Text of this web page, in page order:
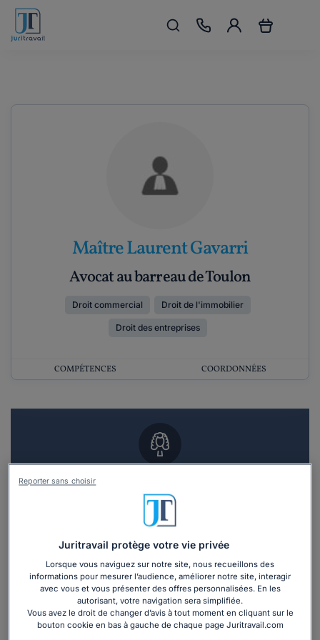
Maître Laurent Gavarri
Avocat au barreau de Toulon
Droit commercial Droit de l'immobilier
Droit des entreprises
COMPÉTENCES COORDONNÉES
Vous souhaitez un RDV en cabinet avec un
avocat ?
3 devis en 48h
Juritravail protège votre vie privée
Lorsque vous naviguez sur notre site, nous recueillons des
informations pour mesurer l’audience, améliorer notre site, interagir
avec vous et vous présenter des offres personnalisées. En les
autorisant, votre navigation sera simplifiée.
Vous avez le droit de changer d’avis à tout moment en cliquant sur le
bouton cookie en bas à gauche de chaque page Juritravail.com
Reporter sans choisir